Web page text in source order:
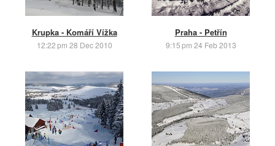
Krupka - Komáří Vížka
12:22 pm 28 Dec 2010
Praha - Petřín
9:15 pm 24 Feb 2013